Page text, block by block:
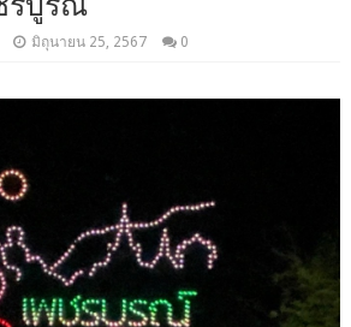
มิถุนายน 25, 2567 0